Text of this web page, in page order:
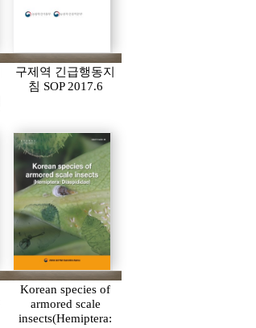
구제역 긴급행동지
침 SOP 2017.6
Korean species of
armored scale
insects(Hemiptera: